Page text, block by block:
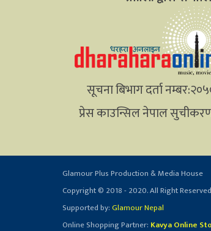
सूचना बिभाग दर्ता
प्रेस काउन्सिल नेपाल
Glamour Plus Production & Media House
Copyright © 2018 - 2020. All Right
Supported by:Glamour Nepal
Online Shopping Partner: Kavya Online